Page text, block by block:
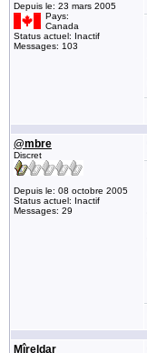
Depuis le: 23 mars 2005
Pays:
Canada
Status actuel: Inactif
Messages: 103
@mbre
Discret
Depuis le: 08 octobre 2005
Status actuel: Inactif
Messages: 29
Mîreldar